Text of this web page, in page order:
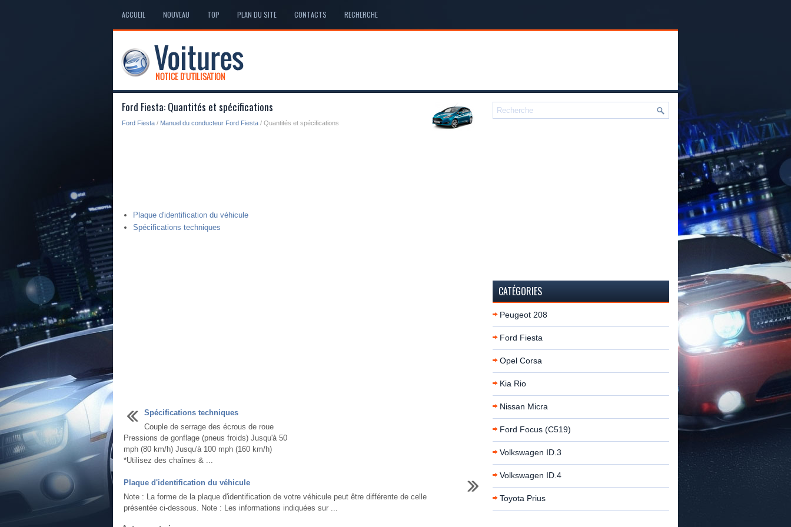
ACCUEIL NOUVEAU TOP PLAN DU SITE CONTACTS RECHERCHE
Ford Fiesta: Quantités et spécifications
Ford Fiesta / Manuel du conducteur Ford Fiesta / Quantités et spécifications
Plaque d'identification du véhicule
Spécifications techniques
Spécifications techniques
Couple de serrage des écrous de roue
Pressions de gonflage (pneus froids) Jusqu'à 50
mph (80 km/h) Jusqu'à 100 mph (160 km/h)
*Utilisez des chaînes & ...
Plaque d'identification du véhicule
Note : La forme de la plaque d'identification de votre véhicule peut être différente de celle
présentée ci-dessous. Note : Les informations indiquées sur ...
CATÉGORIES
Peugeot 208
Ford Fiesta
Opel Corsa
Kia Rio
Nissan Micra
Ford Focus (C519)
Volkswagen ID.3
Volkswagen ID.4
Toyota Prius